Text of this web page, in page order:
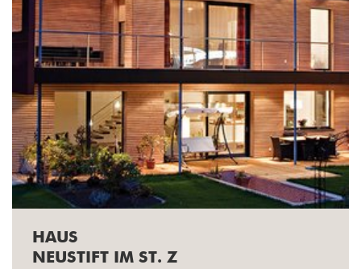
HAUS
NEUSTIFT IM ST. Z